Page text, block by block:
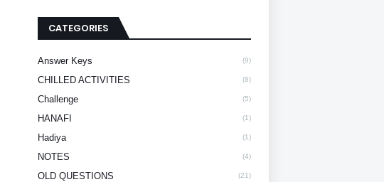
CATEGORIES
Answer Keys (9)
CHILLED ACTIVITIES (8)
Challenge (5)
HANAFI (1)
Hadiya (1)
NOTES (4)
OLD QUESTIONS (21)